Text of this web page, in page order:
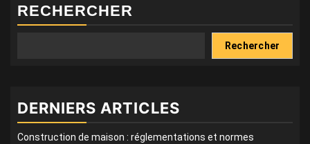
RECHERCHER
Rechercher
DERNIERS ARTICLES
Construction de maison : réglementations et normes